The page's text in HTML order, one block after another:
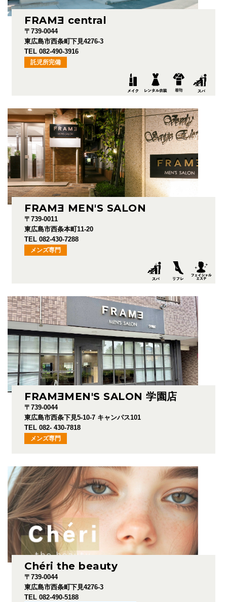
FRAME central
〒739-0044
東広島市西条町下見4276-3
TEL 082-490-3916
託児所完備
FRAME MEN'S SALON
〒739-0011
東広島市西条本町11-20
TEL 082-430-7288
メンズ専門
FRAMEMEN'S SALON 学園店
〒739-0044
東広島市西条下見5-10-7 キャンパス101
TEL 082- 430-7818
メンズ専門
Chéri the beauty
〒739-0044
東広島市西条町下見4276-3
TEL 082-490-5188